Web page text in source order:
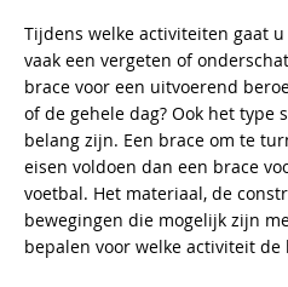
Tijdens welke activiteiten gaat
vaak een vergeten of
brace voor een uitvoerend
of de gehele dag? Ook het type
belang zijn. Een brace om te
eisen voldoen dan een brace
voetbal. Het materiaal, de
bewegingen die mogelijk zijn
bepalen voor welke activiteit